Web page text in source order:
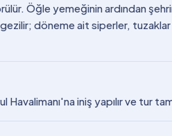
Öğle yemeğinin ardından
döneme ait siperler,
iniş yapılır ve tur